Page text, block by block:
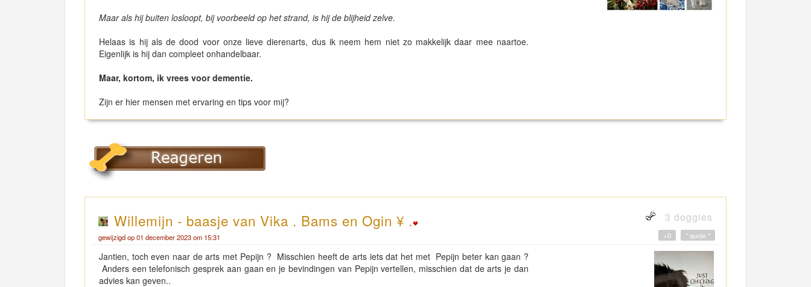
Maar als hij buiten losloopt, bij voorbeeld op het strand, is hij de blijheid zelve.
Helaas is hij als de dood voor onze lieve dierenarts, dus ik neem hem niet zo makkelijk daar mee naartoe.
Eigenlijk is hij dan compleet onhandelbaar.
Maar, kortom, ik vrees voor dementie.
Zijn er hier mensen met ervaring en tips voor mij?
Willemijn - baasje van Vika . Bams en Ogin ¥ . 3 doggies
gewijzigd op 01 december 2023 om 15:31 " quote "
+0
Jantien, toch even naar de arts met Pepijn ? Misschien heeft de arts iets dat het met Pepijn beter kan gaan ?
Anders een telefonisch gesprek aan gaan en je bevindingen van Pepijn vertellen, misschien dat de arts je dan
advies kan geven..